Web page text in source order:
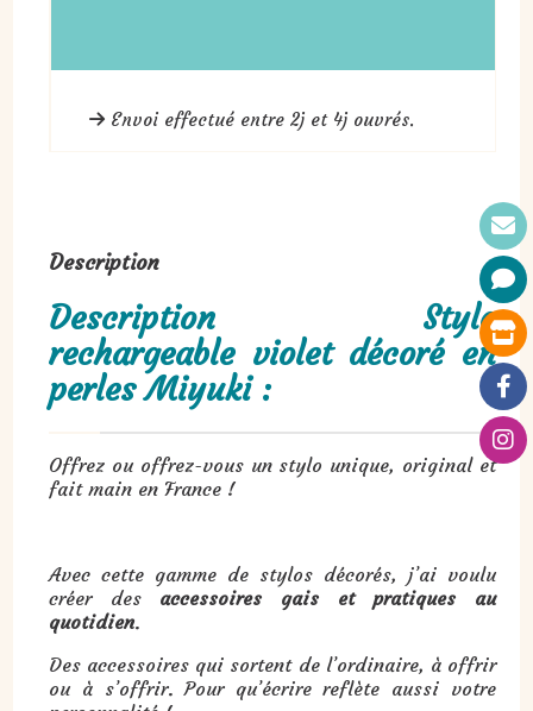
Envoi effectué entre 2j et 4j ouvrés.
Description
Description Stylo
rechargeable violet décoré en
perles Miyuki :
Offrez ou offrez-vous un stylo unique, original et
fait main en France !
Avec cette gamme de stylos décorés, j’ai voulu
créer des accessoires gais et pratiques au
quotidien.
Des accessoires qui sortent de l’ordinaire, à offrir
ou à s’offrir. Pour qu’écrire reflète aussi votre